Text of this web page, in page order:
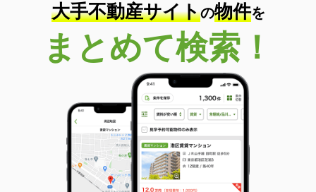
大手不動産サイトの物件を
まとめて検索！